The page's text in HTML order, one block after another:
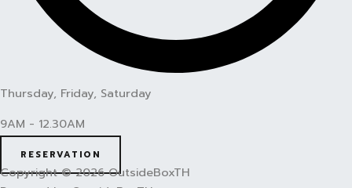
Thursday, Friday, Saturday
9AM - 12.30AM
RESERVATION
Copyright © 2026 OutsideBoxTH